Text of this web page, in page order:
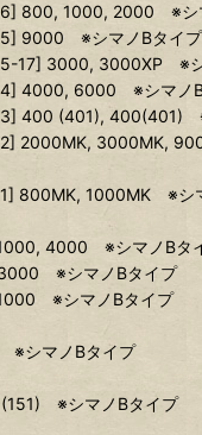
800, 1000, 2000 ※シ
9000 ※シマノBタイプ
17] 3000, 3000XP ※
4000, 6000 ※シマノ
400 (401), 400(401)
2000MK, 3000MK,
800MK, 1000MK ※シ
4000 ※シマノBタ
※シマノBタイプ
※シマノBタイプ
シマノBタイプ
※シマノBタイプ